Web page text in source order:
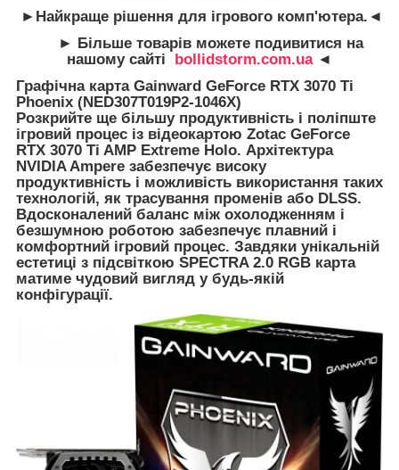
►Найкраще рішення для ігрового комп'ютера.◄
► Більше товарів можете подивитися на
нашому сайті bollidstorm.com.ua◄
Графічна карта Gainward GeForce RTX 3070 Ti
Phoenix (NED307T019P2-1046X)
Розкрийте ще більшу продуктивність і поліпште
ігровий процес із відеокартою Zotac GeForce
RTX 3070 Ti AMP Extreme Holo. Архітектура
NVIDIA Ampere забезпечує високу
продуктивність і можливість використання таких
технологій, як трасування променів або DLSS.
Вдосконалений баланс між охолодженням і
безшумною роботою забезпечує плавний і
комфортний ігровий процес. Завдяки унікальній
естетиці з підсвіткою SPECTRA 2.0 RGB карта
матиме чудовий вигляд у будь-якій
конфігурації.